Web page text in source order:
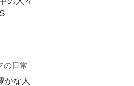
の日常
かな人